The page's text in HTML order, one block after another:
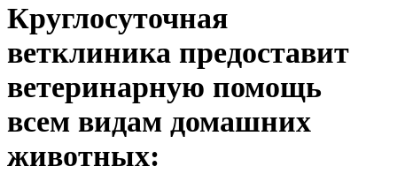
Круглосуточная
ветклиника предоставит
ветеринарную помощь
всем видам домашних
животных: